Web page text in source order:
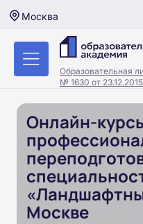
Москва
Образовательная
№ 1630 от 23.12.2015
Онлайн-
Москве